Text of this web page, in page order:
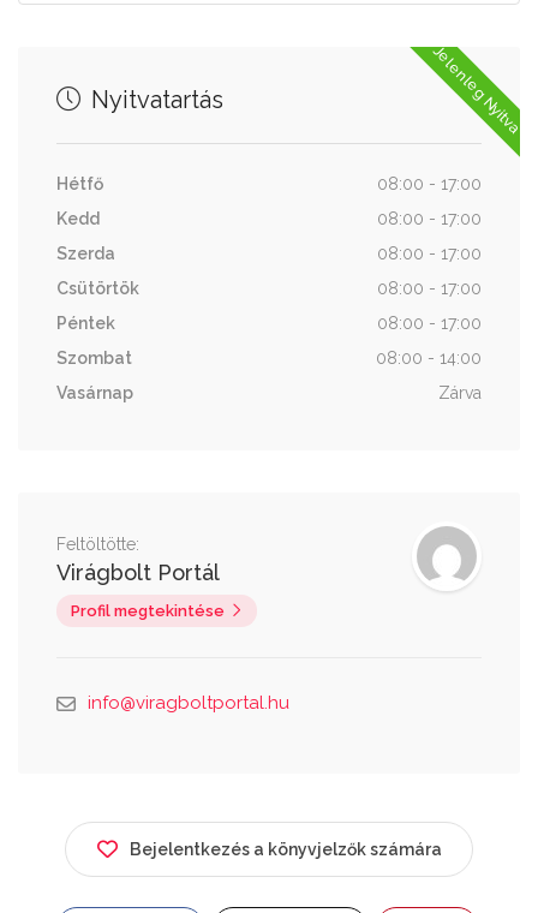
Jelenleg Nyitva
Nyitvatartás
Hétfő
08:00 - 17:00
Kedd
08:00 - 17:00
Szerda
08:00 - 17:00
Csütörtök
08:00 - 17:00
Péntek
08:00 - 17:00
Szombat
08:00 - 14:00
Vasárnap
Zárva
Feltöltötte:
Virágbolt Portál
Profil megtekintése
info@viragboltportal.hu
Bejelentkezés a könyvjelzők számára